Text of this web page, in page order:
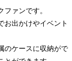
ァンです。
お出かけやイベント
のケースに収納がで